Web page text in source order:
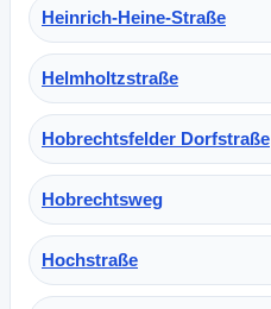
Heinrich-Heine-Straße
Helmholtzstraße
Hobrechtsfelder Dorfstraße
Hobrechtsweg
Hochstraße